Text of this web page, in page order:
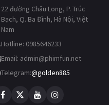
22 đường Châu Long, P. Trúc
Bạch, Q. Ba Đình, Hà Nội, Việt
Nam
Hotline: 0985646233
Email: admin@phimfun.net
Telegram:@golden885